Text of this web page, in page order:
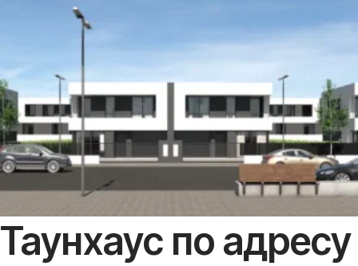
Таунхаус по адресу